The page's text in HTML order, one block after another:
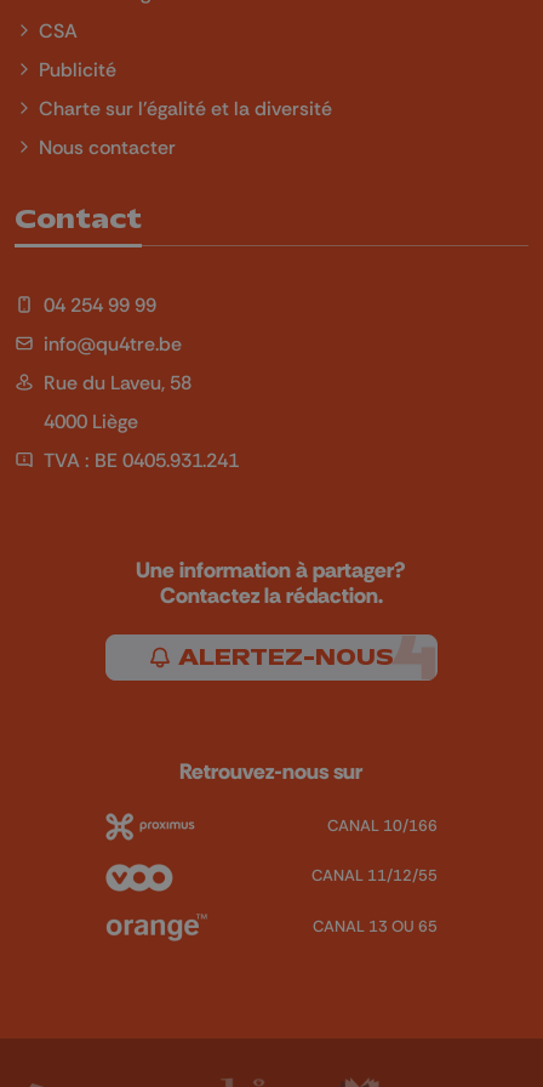
CSA
Publicité
Charte sur l'égalité et la diversité
Nous contacter
Contact
04 254 99 99
info@qu4tre.be
Rue du Laveu, 58
4000 Liège
TVA : BE 0405.931.241
Une information à partager?
Contactez la rédaction.
ALERTEZ-NOUS
Retrouvez-nous sur
CANAL 10/166
CANAL 11/12/55
CANAL 13 OU 65